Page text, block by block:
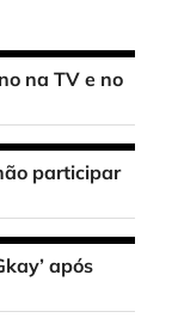
na TV e no
participar
após